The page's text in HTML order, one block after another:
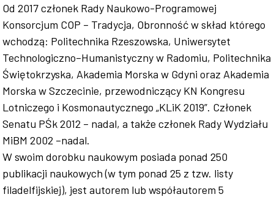
Od 2017 członek Rady Naukowo-Programowej
Konsorcjum COP – Tradycja, Obronność w skład którego
wchodzą: Politechnika Rzeszowska, Uniwersytet
Technologiczno–Humanistyczny w Radomiu, Politechnika
Świętokrzyska, Akademia Morska w Gdyni oraz Akademia
Morska w Szczecinie, przewodniczący KN Kongresu
Lotniczego i Kosmonautycznego „KLiK 2019”. Członek
Senatu PŚk 2012 – nadal, a także członek Rady Wydziału
MiBM 2002 –nadal.
W swoim dorobku naukowym posiada ponad 250
publikacji naukowych (w tym ponad 25 z tzw. listy
filadelfijskiej), jest autorem lub współautorem 5